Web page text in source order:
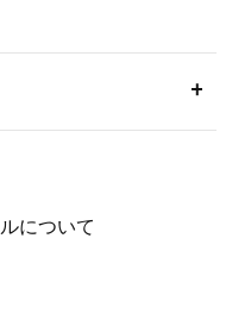
について